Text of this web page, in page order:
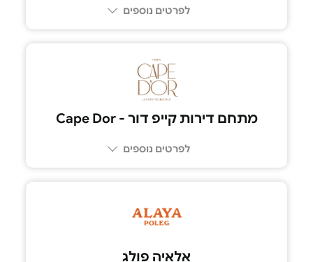
לפרטים נוספים
מתחם דירות קייפ דור - Cape Dor
לפרטים נוספים
אלאיה פולג